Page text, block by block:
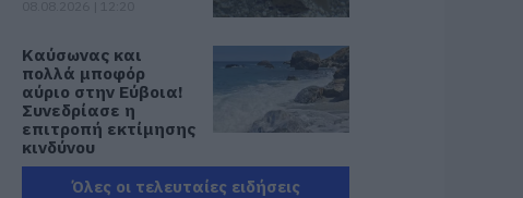
Καύσωνας και
πολλά μποφόρ
αύριο στην Εύβοια!
Συνεδρίασε η
επιτροπή εκτίμησης
κινδύνου
08.08.2026 | 12:00
Όλες οι τελευταίες ειδήσεις